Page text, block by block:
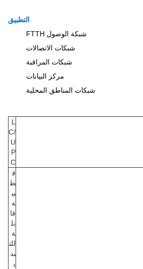
التطبيق
شبكة الوصول FTTH
شبكات الاتصالات
شبكات المراقبة
مركز البيانات
شبكات المناطق المحلية
C/
U
P
C
ط
بي
ة
قا
بل
ة
للت
بد